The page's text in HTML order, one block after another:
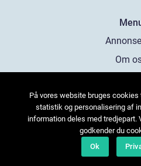
Om
På vores website bruges
statistik og personalisering af
information deles med tredjepart.
godkender du
Ok